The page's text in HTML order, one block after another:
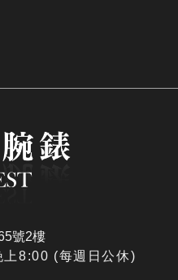
號2樓
上8:00 (每週日公休)